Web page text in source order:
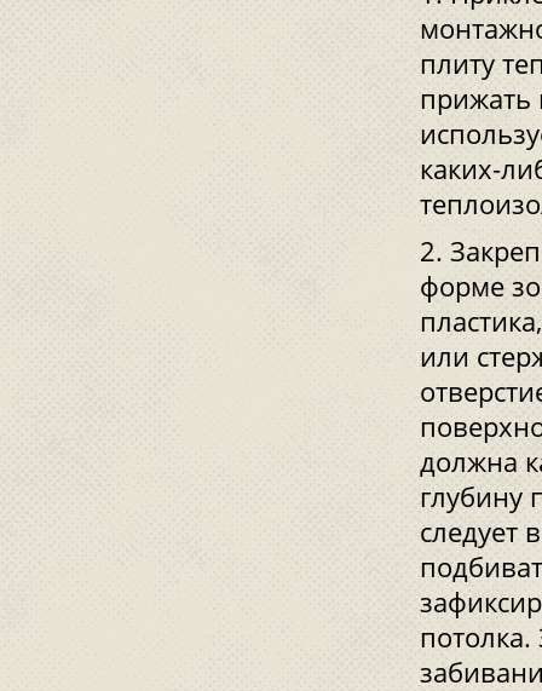
плиту
прижать
каких-
форме
или
должна
глубину
следует